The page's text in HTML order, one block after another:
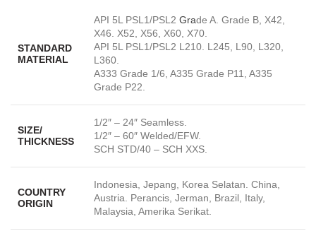
STANDARD
MATERIAL
API 5L PSL1/PSL2 Grade A. Grade B, X42,
X46. X52, X56, X60, X70.
API 5L PSL1/PSL2 L210. L245, L90, L320,
L360.
A333 Grade 1/6, A335 Grade P11, A335
Grade P22.
SIZE/
THICKNESS
1/2″ – 24″ Seamless.
1/2″ – 60″ Welded/EFW.
SCH STD/40 – SCH XXS.
COUNTRY
ORIGIN
Indonesia, Jepang, Korea Selatan. China,
Austria. Perancis, Jerman, Brazil, Italy,
Malaysia, Amerika Serikat.